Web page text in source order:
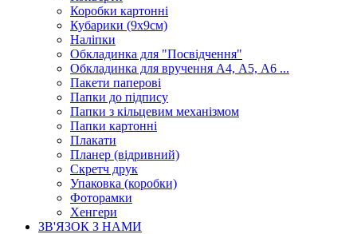
Коробки картонні
Кубарики (9х9см)
Наліпки
Обкладинка для "Посвідчення"
Обкладинка для вручення А4, А5, А6 ...
Пакети паперові
Папки до підпису
Папки з кільцевим механізмом
Папки картонні
Плакати
Планер (відривний)
Скретч друк
Упаковка (коробки)
Фоторамки
Хенгери
ЗВ'ЯЗОК З НАМИ